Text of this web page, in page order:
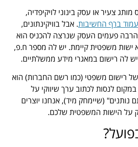
צעיר או עסק בינוני לויקיפדיה,
ברף החשיבות. אבל בוויקינתונים,
פעמים העסק שנרצה להכניס הוא
משפטית קיימת. יש לה מספר ח.פ,
לה רישום במאגרי מידע ממשלתיים.
של רישום משפטי (כמו רשם החברות) הוא
לנסות לכתוב ערך שיווקי על
(שיימחק מיד), אנחנו יוצרים
על הישות המשפטית שלכם.